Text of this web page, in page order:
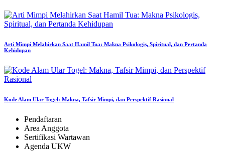
Arti Mimpi Melahirkan Saat Hamil Tua: Makna Psikologis, Spiritual, dan Pertanda
Kehidupan
Kode Alam Ular Togel: Makna, Tafsir Mimpi, dan Perspektif Rasional
Pendaftaran
Area Anggota
Sertifikasi Wartawan
Agenda UKW